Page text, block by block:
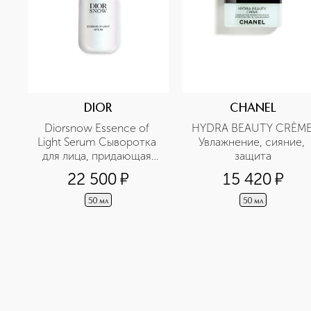
DIOR
Diorsnow Essence of
Light Serum Сыворотка
для лица, придающая
сияние
22 500¤
50 мл
CHANEL
HYDRA BEAUTY CRÈME
Увлажнение, сияние,
защита
15 420¤
50 мл